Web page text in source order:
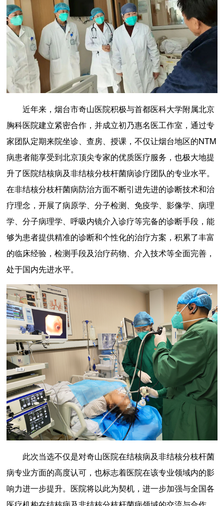
近年来，烟台市奇山医院积极与首都医科大学附属北京
胸科医院建立紧密合作，并成立初乃惠名医工作室，通过专
家团队定期来院坐诊、查房、授课，不仅让烟台地区的NTM
病患者能享受到北京顶尖专家的优质医疗服务，也极大地提
升了医院结核病及非结核分枝杆菌病诊疗团队的专业水平。
在非结核分枝杆菌病防治方面不断引进先进的诊断技术和治
疗理念，开展了病原学、分子检测、免疫学、影像学、病理
学、分子病理学、呼吸内镜介入诊疗等完备的诊断手段，能
够为患者提供精准的诊断和个性化的治疗方案，积累了丰富
的临床经验，检测手段及治疗药物、介入技术等全面完善，
处于国内先进水平。
此次当选不仅是对奇山医院在结核病及非结核分枝杆菌
病专业方面的高度认可，也标志着医院在该专业领域内的影
响力进一步提升。医院将以此为契机，进一步加强与全国各